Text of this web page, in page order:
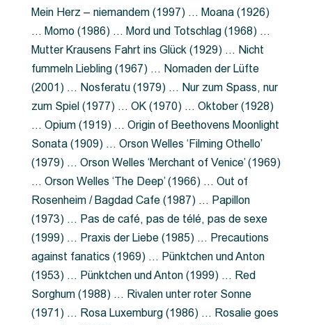
Mein Herz – niemandem (1997) … Moana (1926)
… Momo (1986) … Mord und Totschlag (1968) …
Mutter Krausens Fahrt ins Glück (1929) … Nicht
fummeln Liebling (1967) … Nomaden der Lüfte
(2001) … Nosferatu (1979) … Nur zum Spass, nur
zum Spiel (1977) … OK (1970) … Oktober (1928)
… Opium (1919) … Origin of Beethovens Moonlight
Sonata (1909) … Orson Welles ‘Filming Othello’
(1979) … Orson Welles ‘Merchant of Venice’ (1969)
… Orson Welles ‘The Deep’ (1966) … Out of
Rosenheim / Bagdad Cafe (1987) … Papillon
(1973) … Pas de café, pas de télé, pas de sexe
(1999) … Praxis der Liebe (1985) … Precautions
against fanatics (1969) … Pünktchen und Anton
(1953) … Pünktchen und Anton (1999) … Red
Sorghum (1988) … Rivalen unter roter Sonne
(1971) … Rosa Luxemburg (1986) … Rosalie goes